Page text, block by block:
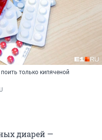
только кипяченой
диарей —